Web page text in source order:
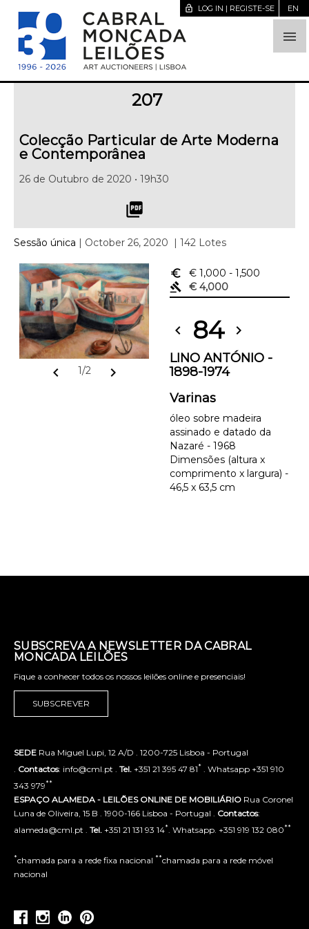

lock_open LOG IN | REGISTE-SE EN
207
Colecção Particular de Arte Moderna
e Contemporânea
26 de Outubro de 2020 • 19h30
picture_as_pdf
Sessão única | October 26, 2020 | 142 Lotes
chevron_left 1/2 chevron_right
euro_symbol € 1,000 - 1,500
gavel
€ 4,000
chevron_left 84 chevron_right
LINO ANTÓNIO -
1898-1974
Varinas
óleo sobre madeira
assinado e datado da
Nazaré - 1968
Dimensões (altura x
comprimento x largura) -
46,5 x 63,5 cm
SUBSCREVA A NEWSLETTER DA CABRAL
MONCADA LEILÕES
Fique a conhecer todos os nossos leilões online e presenciais!
SUBSCREVER
SEDE Rua Miguel Lupi, 12 A/D . 1200-725 Lisboa - Portugal
Contactos: info@cml.pt . Tel. +351 21 395 47 81* . Whatsapp +351 910
343 979**
ESPAÇO ALAMEDA - LEILÕES ONLINE DE MOBILIÁRIO Rua Coronel
Luna de Oliveira, 15 B . 1900-166 Lisboa - Portugal . Contactos:
alameda@cml.pt . Tel. +351 21 131 93 14* . Whatsapp. +351 919 132 080**
*chamada para a rede fixa nacional **chamada para a rede móvel
nacional